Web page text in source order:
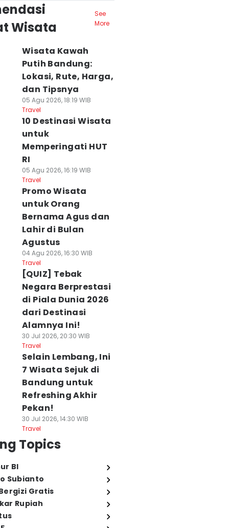
Wisata
See
More
Wisata Kawah
Putih Bandung:
Lokasi, Rute, Harga,
dan Tipsnya
05 Agu 2026, 18:19 WIB
Travel
10 Destinasi Wisata
untuk
Memperingati HUT
RI
05 Agu 2026, 16:19 WIB
Travel
Promo Wisata
untuk Orang
Bernama Agus dan
Lahir di Bulan
Agustus
04 Agu 2026, 16:30 WIB
Travel
[QUIZ] Tebak
Negara Berprestasi
di Piala Dunia 2026
dari Destinasi
Alamnya Ini!
30 Jul 2026, 20:30 WIB
Travel
Selain Lembang, Ini
7 Wisata Sejuk di
Bandung untuk
Refreshing Akhir
Pekan!
30 Jul 2026, 14:30 WIB
Travel
Topics
BI
Subianto
Gratis
Rupiah